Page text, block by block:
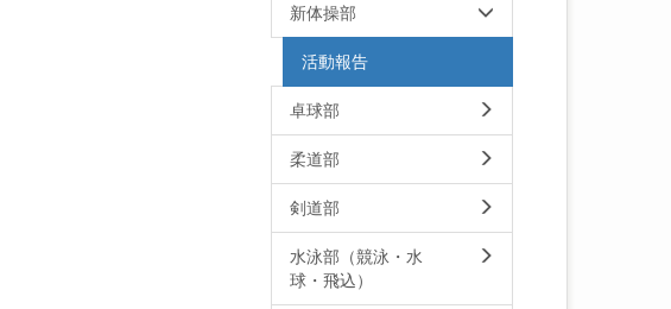
新体操部
活動報告
卓球部
柔道部
剣道部
水泳部（競泳・水
球・飛込）